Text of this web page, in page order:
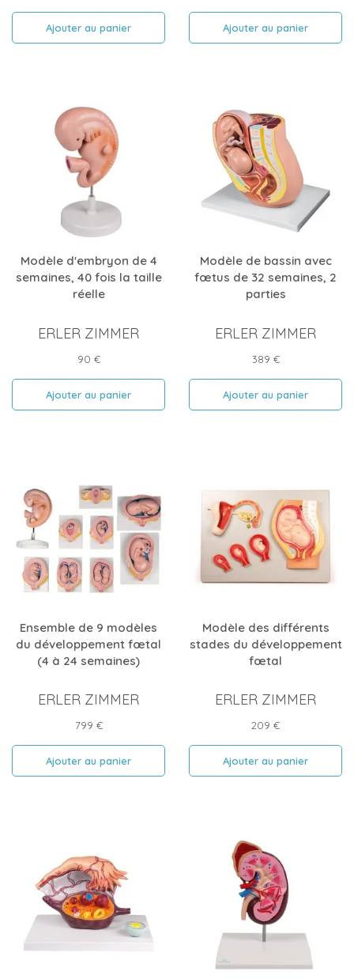
Ajouter au panier Ajouter au panier
Modèle d'embryon de 4
semaines, 40 fois la taille
réelle
ERLER ZIMMER
Prix
90 €
Ajouter au panier
Modèle de bassin avec
fœtus de 32 semaines, 2
parties
ERLER ZIMMER
Prix
389 €
Ajouter au panier
Ensemble de 9 modèles
du développement fœtal
(4 à 24 semaines)
ERLER ZIMMER
Prix
799 €
Ajouter au panier
Modèle des différents
stades du développement
fœtal
ERLER ZIMMER
Prix
209 €
Ajouter au panier